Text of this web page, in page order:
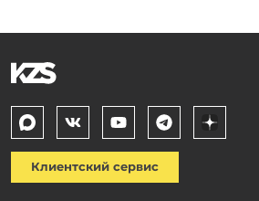
Клиентский сервис